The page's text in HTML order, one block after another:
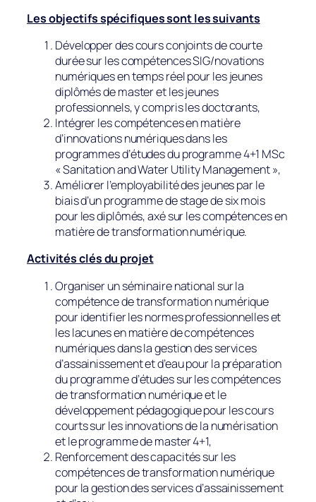
Les objectifs spécifiques sont les suivants
Développer des cours conjoints de courte
durée sur les compétences SIG/novations
numériques en temps réel pour les jeunes
diplômés de master et les jeunes
professionnels, y compris les doctorants,
Intégrer les compétences en matière
d’innovations numériques dans les
programmes d’études du programme 4+1 MSc
« Sanitation and Water Utility Management »,
Améliorer l’employabilité des jeunes par le
biais d’un programme de stage de six mois
pour les diplômés, axé sur les compétences en
matière de transformation numérique.
Activités clés du projet
Organiser un séminaire national sur la
compétence de transformation numérique
pour identifier les normes professionnelles et
les lacunes en matière de compétences
numériques dans la gestion des services
d’assainissement et d’eau pour la préparation
du programme d’études sur les compétences
de transformation numérique et le
développement pédagogique pour les cours
courts sur les innovations de la numérisation
et le programme de master 4+1,
Renforcement des capacités sur les
compétences de transformation numérique
pour la gestion des services d’assainissement